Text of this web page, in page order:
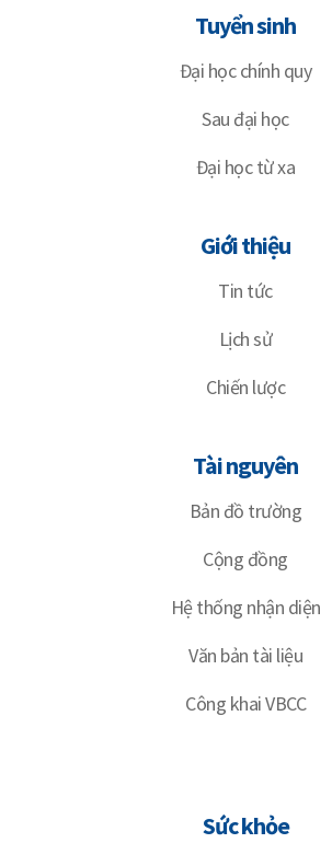
Tuyển sinh
Đại học chính quy
Sau đại học
Đại học từ xa
Giới thiệu
Tin tức
Lịch sử
Chiến lược
Tài nguyên
Bản đồ trường
Cộng đồng
Hệ thống nhận diện
Văn bản tài liệu
Công khai VBCC
Sức khỏe